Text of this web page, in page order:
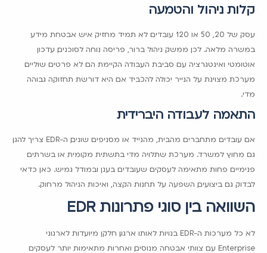
קלות ניהול והטמעה
עסק של 20, 50 או 120 עובדים לא תמיד מחזיק איש אבטחת מידע
במשרה מלאה. לכן ממשק ניהול ברור, פריסה נוחה לסוכנים, עדכון
אוטומטי ואינטגרציה עם סביבת העבודה הקיימת הם לא פרטים שוליים.
מערכת מצוינת על הנייר יכולה להכביד אם היא דורשת תחזוקה גבוהה
מדי.
התאמה לעבודה היברידית
אם עובדים מתחברים מהבית, מהנייד או מסניפים שונים, ה-EDR צריך להגן
גם מחוץ למשרד. מערכת שתלויה מדי בתשתית מקומית או בשרתים
פנימיים פחות מתאימה לעסקים שעובדים בענן ובמודל גמיש. כאן כדאי
לבדוק גם ביצועים, השפעה על תחנות הקצה, ואיכות הניהול מרחוק.
השוואה בין סוגי פתרונות EDR
לא כל מערכות ה-EDR בנויות לאותו ארגון. חלקן מיועדות לארגוני
Enterprise עם צוותי אבטחה מנוסים, ואחרות מתאימות יותר לעסקים